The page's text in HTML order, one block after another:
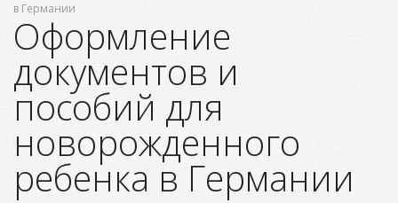
в Германии
Оформление
документов и
пособий для
новорожденного
ребенка в Германии